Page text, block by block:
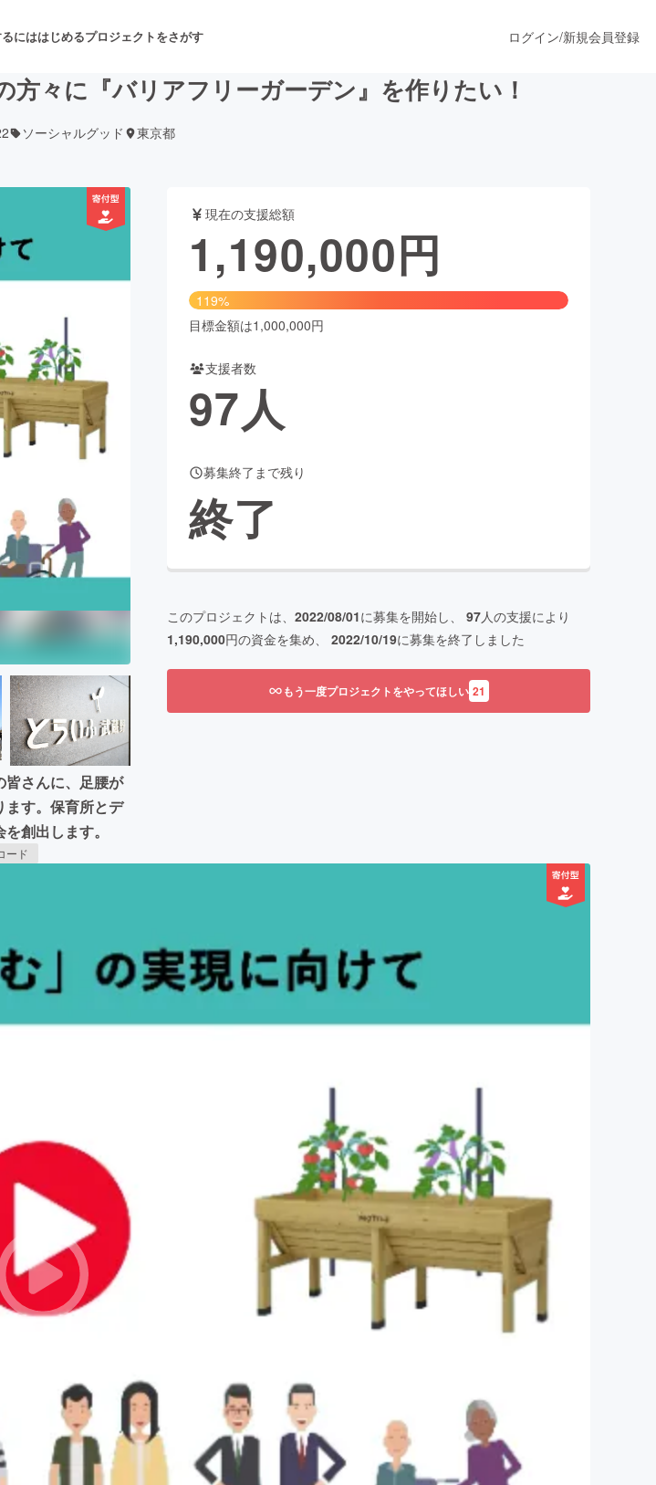
にははじめるプロジェクトをさがす
舞台・パフォーマンス
ファッション
ビューティー・ヘルスケア
と納税
machi-ya
ログイン/新規会員登録
々に『バリアフリーガーデン』を作りたい！
ソーシャルグッド 東京都
皆さんに、足腰が
ます。保育所とデ
創出します。
ード
現在の支援総額
1,190,000円
119%
目標金額は1,000,000円
支援者数
97人
募集終了まで残り
終了
このプロジェクトは、 2022/08/01に募集を開始し、 97人の支援により
1,190,000円の資金を集め、 2022/10/19に募集を終了しました
もう一度プロジェクトをやってほしい 21